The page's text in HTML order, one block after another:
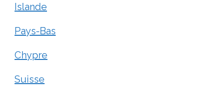
Islande
Pays-Bas
Chypre
Suisse